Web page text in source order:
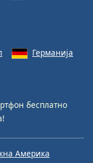
Германија
бесплатно
Америка